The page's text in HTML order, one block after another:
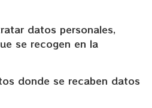
datos personales,
se recogen en la
donde se recaben datos